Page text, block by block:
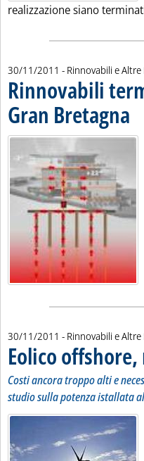
realizzazione siano
30/11/2011 - Rinnovabili e
Rinnovabili
Gran Bretagna
Lista allegati PDF
30/11/2011 - Rinnovabili e
Eolico
Costi ancora troppo alti e
studio sulla potenza istallata